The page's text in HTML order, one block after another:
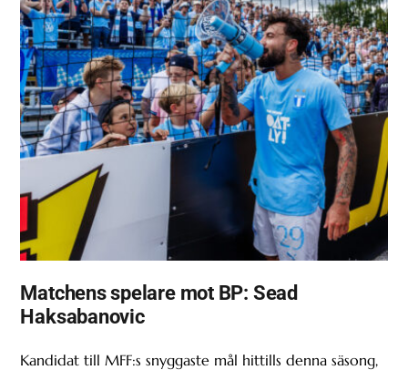
Matchens spelare mot BP: Sead
Haksabanovic
Kandidat till MFF:s snyggaste mål hittills denna säsong,